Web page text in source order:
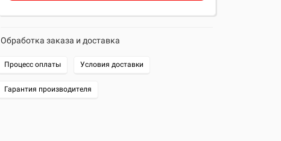
Обработка заказа и доставка
Процесс оплаты Условия доставки
Гарантия производителя